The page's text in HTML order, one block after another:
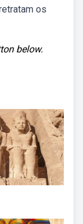
os
below.